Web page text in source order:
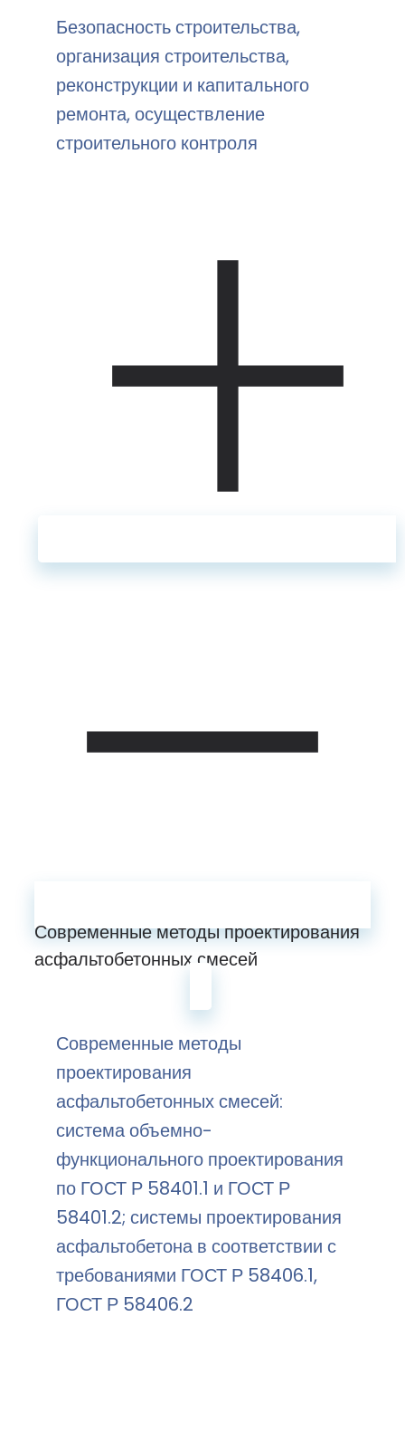
Безопасность строительства,
организация строительства,
реконструкции и капитального
ремонта, осуществление
строительного контроля
Современные методы проектирования
асфальтобетонных смесей
Современные методы
проектирования
асфальтобетонных смесей:
система объемно-
функционального проектирования
по ГОСТ Р 58401.1 и ГОСТ Р
58401.2; системы проектирования
асфальтобетона в соответствии с
требованиями ГОСТ Р 58406.1,
ГОСТ Р 58406.2